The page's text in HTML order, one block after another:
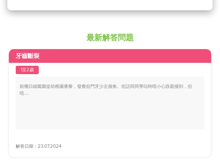
最新解答問題
牙齒斷裂
1至2歲
前幾日細囡囡從幼稚園番黎，發覺佢門牙少左個角。佢話同同學玩時唔小心跌親撞到，但
唔.....
解答日期：23.07.2024